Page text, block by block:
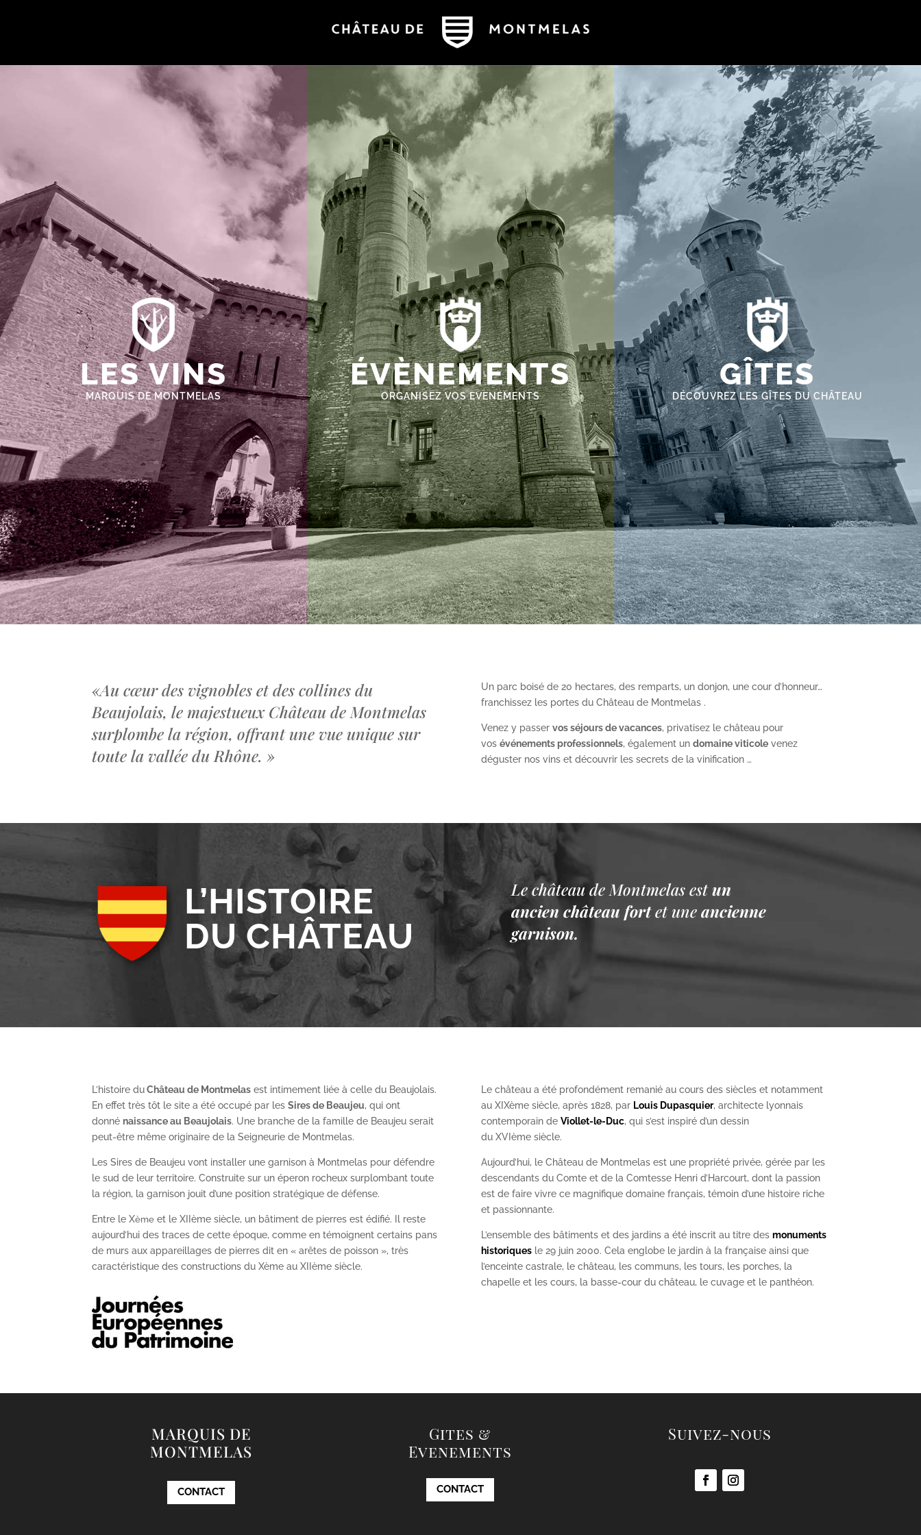
LES VINS
MARQUIS DE MONTMELAS
ÉVÈNEMENTS
ORGANISEZ VOS EVENEMENTS
GÎTES
DÉCOUVREZ LES GÎTES DU CHÂTEAU
«Au cœur des vignobles et des collines du
Beaujolais, le majestueux Château de Montmelas
surplombe la région, offrant une vue unique sur
toute la vallée du Rhône. »
Un parc boisé de 20 hectares, des remparts, un donjon, une cour d’honneur…
franchissez les portes du Château de Montmelas .
Venez y passer vos séjours de vacances, privatisez le château pour
vos événements professionnels, également un domaine viticolevenez
déguster nos vins et découvrir les secrets de la vinification …
L’HISTOIRE
DU CHÂTEAU
Le château de Montmelas est un
ancien château fort et une ancienne
garnison.
L’histoire duChâteau de Montmelas est intimement liée à celle du Beaujolais.
En effet très tôt le site a été occupé par lesSires de Beaujeu, qui ont
donné naissance au Beaujolais. Une branche de la famille de Beaujeu serait
peut-être même originaire de la Seigneurie de Montmelas.
Les Sires de Beaujeu vont installer une garnison à Montmelas pour défendre
le sud de leur territoire. Construite sur un éperon rocheux surplombant toute
la région, la garnison jouit d’une position stratégique de défense.
Entre le Xème et le XIIème siècle, un bâtiment de pierres est édifié. Il reste
aujourd’hui des traces de cette époque, comme en témoignent certains pans
de murs aux appareillages de pierres dit en « arêtes de poisson », très
caractéristique des constructions du Xème au XIIème siècle.
Le château a été profondément remanié au cours des siècles et notamment
au XIXèmesiècle, après 1828, par Louis Dupasquier, architecte lyonnais
contemporain de Viollet-le-Duc, qui s’est inspiré d’un dessin
du XVI èmesiècle.
Aujourd’hui, le Château de Montmelas est une propriété privée, gérée par les
descendants du Comte et de la Comtesse Henri d’Harcourt, dont la passion
est de faire vivre ce magnifique domaine français, témoin d’une histoire riche
et passionnante.
L’ensemble des bâtiments et des jardins a été inscrit au titre des monuments
historiquesle 29 juin 2000. Cela englobe le jardin à la française ainsi que
l’enceinte castrale, le château, les communs, les tours, les porches, la
chapelle et les cours, la basse-cour du château, le cuvage et le panthéon.
MARQUIS DE
MONTMELAS
CONTACT
Gites &
Evenements
CONTACT
Suivez-nous